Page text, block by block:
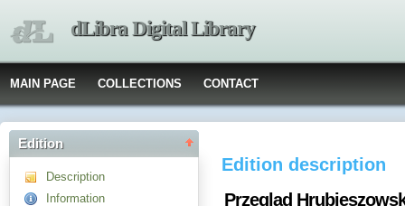
dLibra Digital Library
MAIN PAGE COLLECTIONS CONTACT
Edition
Description
Information
Edition description
Przegląd